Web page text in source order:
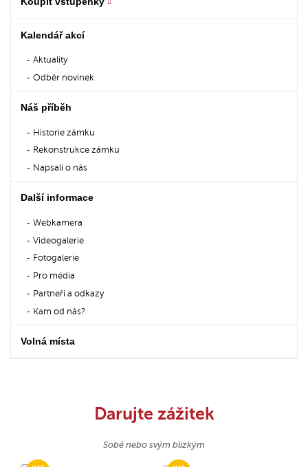
Kalendář akcí
Aktuality
Odběr novinek
Náš příběh
Historie zámku
Rekonstrukce zámku
Napsali o nás
Další informace
Webkamera
Videogalerie
Fotogalerie
Pro média
Partneři a odkazy
Kam od nás?
Volná místa
Darujte zážitek
Sobě nebo svým blízkým